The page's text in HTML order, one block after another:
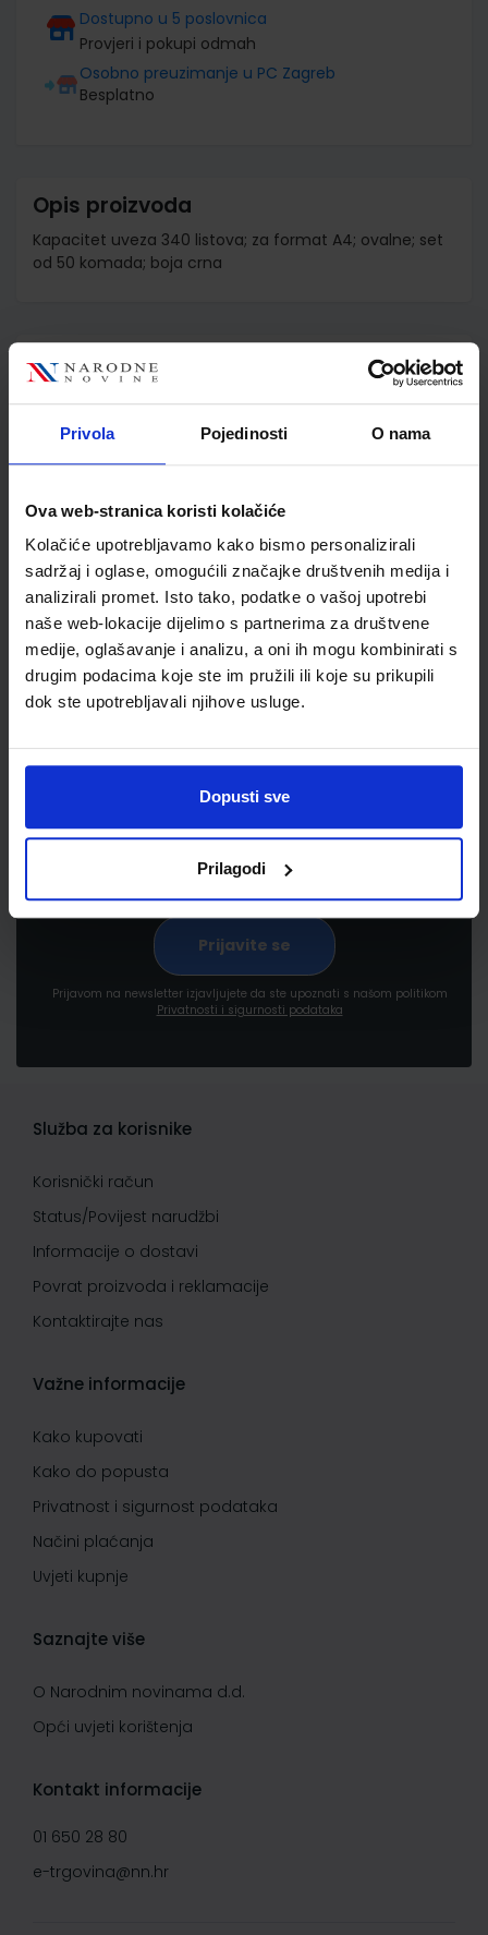
Privola Pojedinosti O nama
Ova web-stranica koristi kolačiće
Kolačiće upotrebljavamo kako bismo personalizirali
sadržaj i oglase, omogućili značajke društvenih medija i
analizirali promet. Isto tako, podatke o vašoj upotrebi
naše web-lokacije dijelimo s partnerima za društvene
medije, oglašavanje i analizu, a oni ih mogu kombinirati s
drugim podacima koje ste im pružili ili koje su prikupili
dok ste upotrebljavali njihove usluge.
Dopusti sve
Prilagodi
Dostupno u 5 poslovnica
Provjeri i pokupi odmah
Osobno preuzimanje u PC Zagreb
Besplatno
Opis proizvoda
Kapacitet uveza 340 listova; za format A4; ovalne; set
od 50 komada; boja crna
Detalji proizvoda
Šifra proizvoda
520649
Jedinična mjera
kut
Newsletter prijava
Prijavite se kako bi primali informacije o novim
pogodnostima
Prijavom na newsletter izjavljujete da ste upoznati s našom politikom
Privatnosti i sigurnosti podataka
Služba za korisnike
Korisnički račun
Status/Povijest narudžbi
Informacije o dostavi
Povrat proizvoda i reklamacije
Kontaktirajte nas
Važne informacije
Kako kupovati
Kako do popusta
Privatnost i sigurnost podataka
Načini plaćanja
Uvjeti kupnje
Saznajte više
O Narodnim novinama d.d.
Opći uvjeti korištenja
Kontakt informacije
01 650 28 80
e-trgovina@nn.hr